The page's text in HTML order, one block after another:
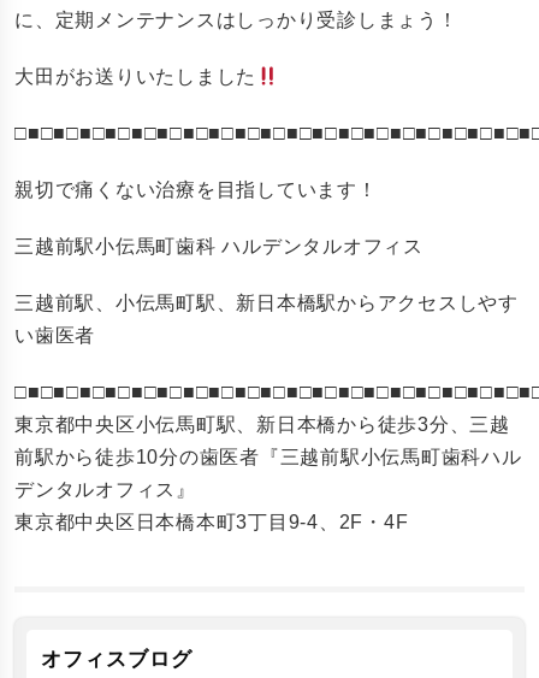
に、定期メンテナンスはしっかり受診しまょう！
大田がお送りいたしました
親切で痛くない治療を目指しています！
三越前駅小伝馬町歯科 ハルデンタルオフィス
三越前駅、小伝馬町駅、新日本橋駅からアクセスしやす
い歯医者
東京都中央区小伝馬町駅、新日本橋から徒歩3分、三越
前駅から徒歩10分の歯医者『三越前駅小伝馬町歯科ハル
デンタルオフィス』
東京都中央区日本橋本町3丁目9-4、2F・4F
オフィスブログ